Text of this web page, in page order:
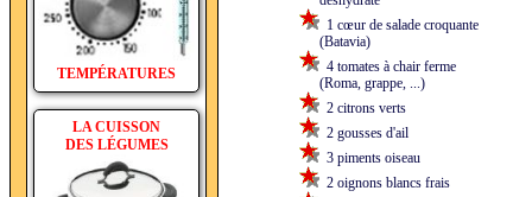
TEMPÉRATURES
LA CUISSON
DES LÉGUMES
1 cœur de salade croquante
(Batavia)
4 tomates à chair ferme
(Roma, grappe, ...)
2 citrons verts
2 gousses d'ail
3 piments oiseau
2 oignons blancs frais